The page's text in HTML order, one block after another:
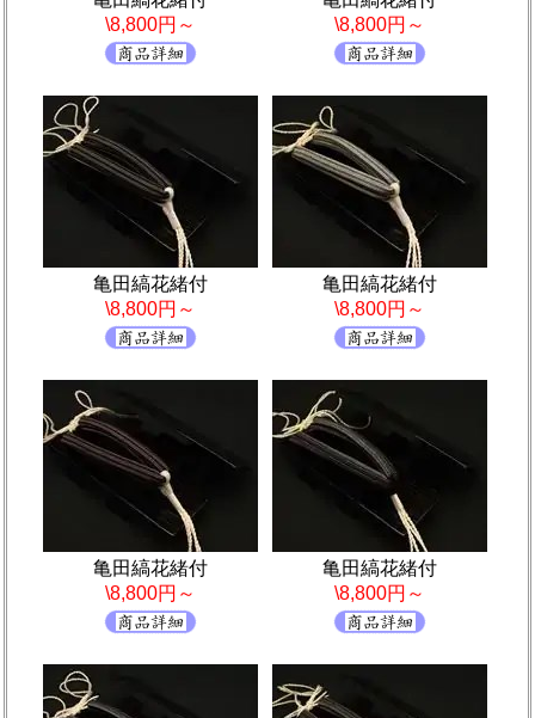
\8,800円～
\8,800円～
亀田縞花緒付
\8,800円～
亀田縞花緒付
\8,800円～
亀田縞花緒付
\8,800円～
亀田縞花緒付
\8,800円～